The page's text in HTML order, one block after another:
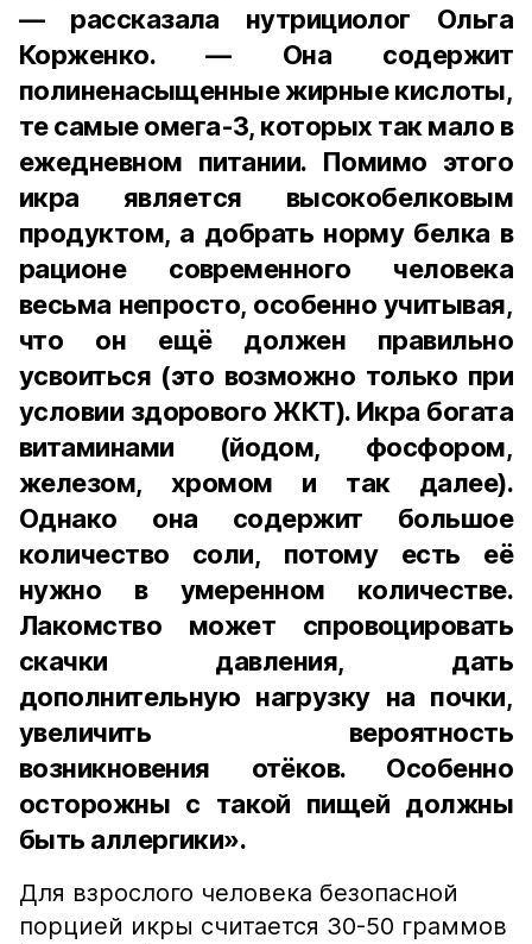
— рассказала нутрициолог Ольга
Корженко. — Она содержит
полиненасыщенные жирные кислоты,
те самые омега-3, которых так мало в
ежедневном питании. Помимо этого
икра является высокобелковым
продуктом, а добрать норму белка в
рационе современного человека
весьма непросто, особенно учитывая,
что он ещё должен правильно
усвоиться (это возможно только при
условии здорового ЖКТ). Икра богата
витаминами (йодом, фосфором,
железом, хромом и так далее).
Однако она содержит большое
количество соли, потому есть её
нужно в умеренном количестве.
Лакомство может спровоцировать
скачки давления, дать
дополнительную нагрузку на почки,
увеличить вероятность
возникновения отёков. Особенно
осторожны с такой пищей должны
быть аллергики».
Для взрослого человека безопасной
порцией икры считается 30-50 граммов